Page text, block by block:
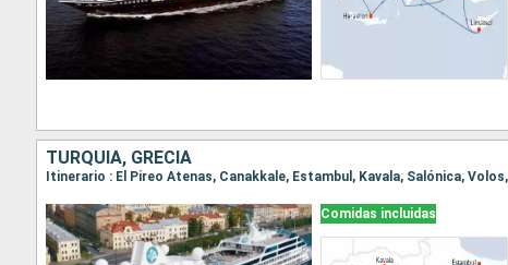
TURQUÍA, GRECIA
Itinerario : El Pireo Atenas, Canakkale, Estambul, Kavala, Salónica,
Comidas incluidas